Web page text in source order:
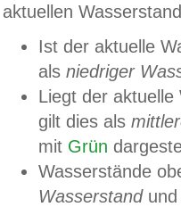
aktuellen
Ist der aktuelle
als niedriger
Liegt der
gilt dies als
mit Grün
Wasserstände
Wasserstandund